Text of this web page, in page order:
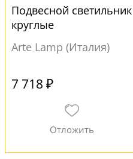
Подвесной
круглые
Arte Lamp (Италия)
7 718 ₽